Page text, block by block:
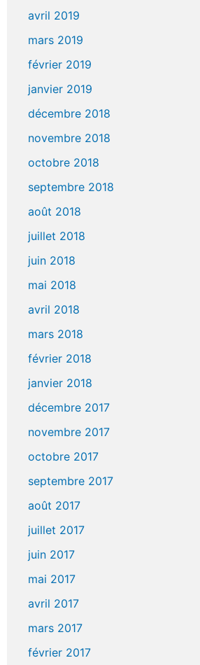
avril 2019
mars 2019
février 2019
janvier 2019
décembre 2018
novembre 2018
octobre 2018
septembre 2018
août 2018
juillet 2018
juin 2018
mai 2018
avril 2018
mars 2018
février 2018
janvier 2018
décembre 2017
novembre 2017
octobre 2017
septembre 2017
août 2017
juillet 2017
juin 2017
mai 2017
avril 2017
mars 2017
février 2017